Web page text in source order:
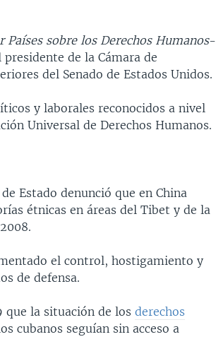
sobre los Derechos Humanos-
de la Cámara de
del Senado de Estados Unidos.
y laborales reconocidos a nivel
Universal de Derechos Humanos.
Estado denunció que en China
étnicas en áreas del Tibet y de la
el control, hostigamiento y
de defensa.
que la situación de losderechos
cubanos seguían sin acceso a